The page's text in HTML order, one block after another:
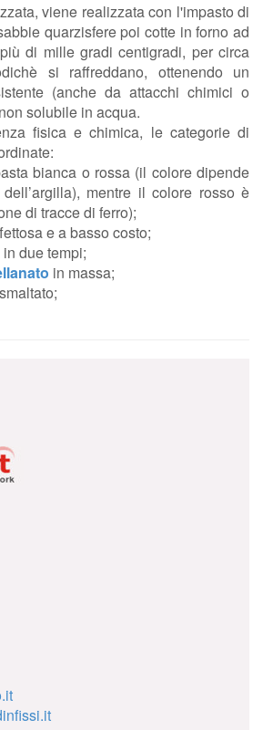
viene realizzata con l'impasto di
quarzisfere poi cotte in forno ad
di mille gradi centigradi, per circa
si raffreddano, ottenendo un
(anche da attacchi chimici o
solubile in acqua.
fisica e chimica, le categorie di
bianca o rossa (il colore dipende
mentre il colore rosso è
di tracce di ferro);
e a basso costo;
due tempi;
in massa;
smaltato;